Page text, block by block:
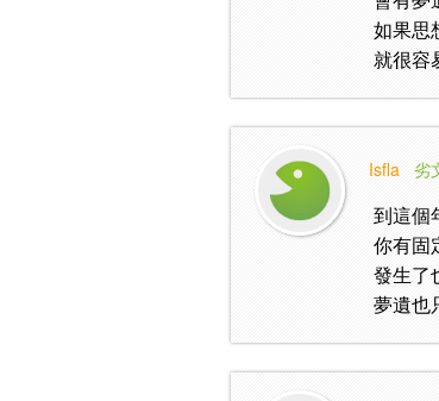
如果思
就很容
Isfla 劣
到這個
你有固
發生了
夢遺也